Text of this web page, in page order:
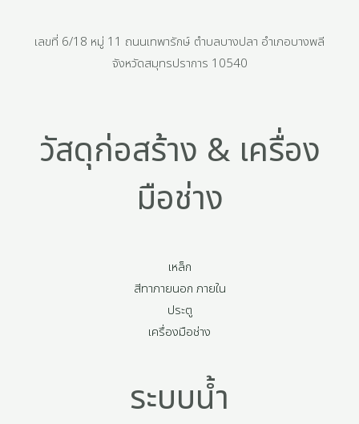
เลขที่ 6/18 หมู่ 11 ถนนเทพารักษ์ ตำบลบางปลา อำเภอบางพลี
จังหวัดสมุทรปราการ 10540
วัสดุก่อสร้าง & เครื่อง
มือช่าง
เหล็ก
สีทาภายนอก ภายใน
ประตู
เครื่องมือช่าง
ระบบน้ำ